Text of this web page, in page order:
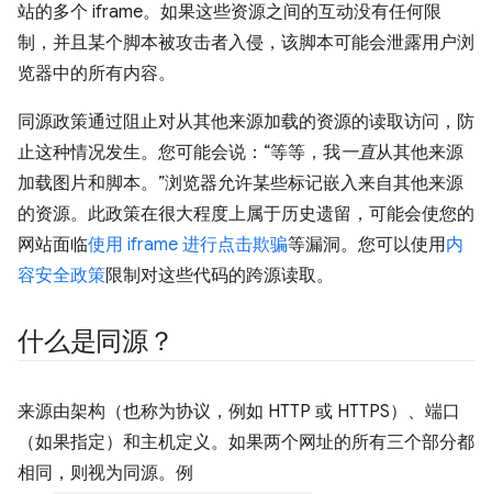
站的多个 iframe。如果这些资源之间的互动没有任何限
制，并且某个脚本被攻击者入侵，该脚本可能会泄露用户浏
览器中的所有内容。
同源政策通过阻止对从其他来源加载的资源的读取访问，防
止这种情况发生。您可能会说：“等等，我一直从其他来源
加载图片和脚本。”浏览器允许某些标记嵌入来自其他来源
的资源。此政策在很大程度上属于历史遗留，可能会使您的
网站面临使用 iframe 进行点击欺骗等漏洞。您可以使用内
容安全政策限制对这些代码的跨源读取。
什么是同源？
来源由架构（也称为协议，例如 HTTP 或 HTTPS）、端口
（如果指定）和主机定义。如果两个网址的所有三个部分都
相同，则视为同源。例